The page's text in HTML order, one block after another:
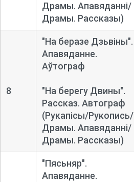
Драмы. Апавяданні/
Драмы. Рассказы)
8
"На беразе Дзьвіны".
Апавяданне.
Аўтограф
"На берегу Двины".
Рассказ. Автограф
(Рукапісы/Рукопись/
Драмы. Апавяданні/
Драмы. Рассказы)
"Пясьняр".
Апавяданне.